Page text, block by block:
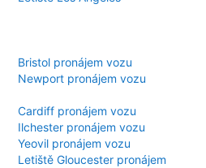
Bristol pronájem vozu
Newport pronájem vozu
Cardiff pronájem vozu
Ilchester pronájem vozu
Yeovil pronájem vozu
Letiště Gloucester pronájem